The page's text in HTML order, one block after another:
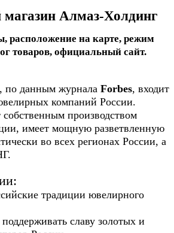
Алмаз-Холдинг
расположение на карте, режим
товаров, официальный сайт.
, по данным журнала Forbes, входит
компаний России.
производством
имеет мощную разветвленную
во всех регионах России, а
традиции ювелирного
славу золотых и